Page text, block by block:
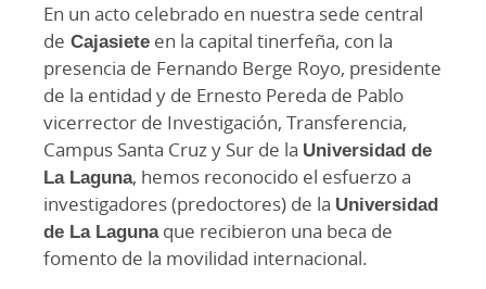
En un acto celebrado en nuestra sede central
de Cajasiete en la capital tinerfeña, con la
presencia de Fernando Berge Royo, presidente
de la entidad y de Ernesto Pereda de Pablo
vicerrector de Investigación, Transferencia,
Campus Santa Cruz y Sur de la Universidad de
La Laguna, hemos reconocido el esfuerzo a
investigadores (predoctores) de la Universidad
de La Lagunaque recibieron una beca de
fomento de la movilidad internacional.